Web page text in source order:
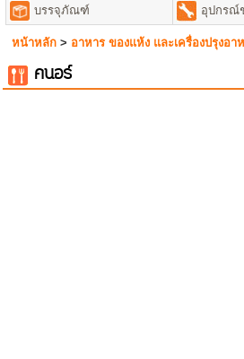
บรรจุภัณฑ์
อุปกรณ์
หน้าหลัก > อาหาร ของแห้ง และเครื่องปรุงอา
คนอร์